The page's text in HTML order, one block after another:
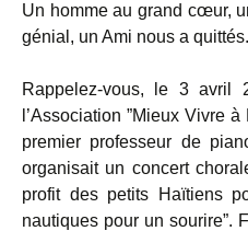
Un homme au grand cœur,
génial, un Ami nous a quittés.
Rappelez-vous, le 3 avril
l’Association ”Mieux Vivre
premier professeur de
organisait un concert
profit des petits Haïtiens
nautiques pour un sourire”.